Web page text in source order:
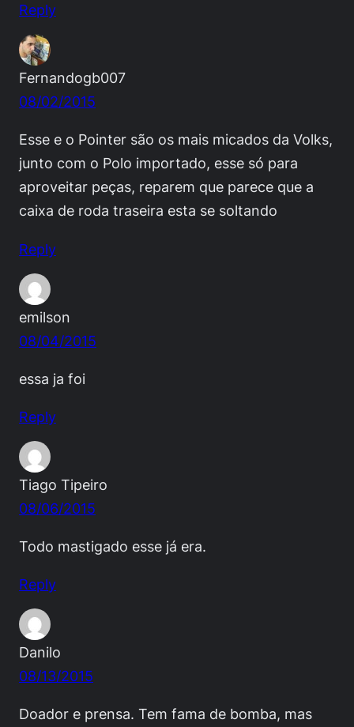
Reply
Fernandogb007
08/02/2015
Esse e o Pointer são os mais micados da Volks,
junto com o Polo importado, esse só para
aproveitar peças, reparem que parece que a
caixa de roda traseira esta se soltando
Reply
emilson
08/04/2015
essa ja foi
Reply
Tiago Tipeiro
08/06/2015
Todo mastigado esse já era.
Reply
Danilo
08/13/2015
Doador e prensa. Tem fama de bomba, mas